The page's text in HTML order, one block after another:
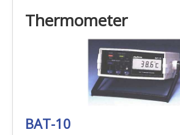
Thermometer
BAT-10